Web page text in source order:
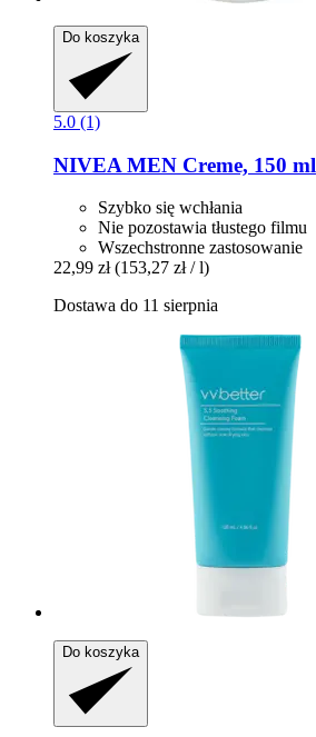
Do koszyka
5.0 (1)
NIVEA MEN Creme, 150 ml
Szybko się wchłania
Nie pozostawia tłustego filmu
Wszechstronne zastosowanie
22,99 zł (153,27 zł / l)
Dostawa do 11 sierpnia
Do koszyka